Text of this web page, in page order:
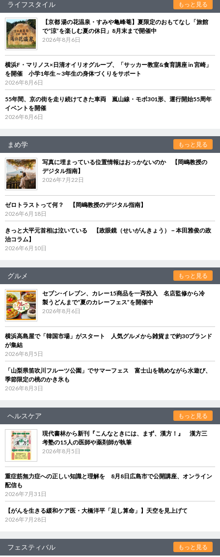
ライフスタイル もっと見る
【京都 湯の花温泉・すみや亀峰菴】夏限定のおもてなし「旅館
で“涼”を楽しむ夏の休日」8月末まで開催中
2026年8月6日
横浜F・マリノス×日清オイリオグループ、「サッカー教室&食育講座 in 宮崎」
を開催 小学1年生～3年生の身体づくりをサポート
2026年8月6日
55年間、京の街を走り続けてきた車両 嵐山線・モボ301形、運行開始55周年
イベントを開催
2026年8月6日
まめ学 もっと見る
写真に埋まっている位置情報はおっかないのか 【岡嶋教授の
デジタル指南】
2026年7月22日
ゼロトラストって何？ 【岡嶋教授のデジタル指南】
2026年6月18日
きっと大平元首相は泣いている 【政眼鏡（せいがんきょう）－本田雅俊の政
治コラム】
2026年6月10日
グルメ もっと見る
セブン‐イレブン、カレー15商品を一斉投入 名店監修から冷
製うどんまで“夏のカレーフェス”を開催中
2026年8月6日
横浜高島屋で「韓国市場」がスタート 人気グルメから雑貨まで約30ブランド
が集結
2026年8月5日
「山梨県笛吹川フルーツ公園」でサマーフェス 富士山を眺めながら水遊び、
季節限定の桃のかき氷も
2026年8月3日
ヘルスケア もっと見る
現代書林から新刊『こんなときには、まず、漢方！』 漢方三
考塾の15人の医師や薬剤師が執筆
2026年8月5日
重症筋無力症への正しい知識と理解を 8月8日広島市で公開講座、オンライン
配信も
2026年7月31日
【がんを生きる緩和ケア医・大橋洋平「足し算命」】天空を見上げて
2026年7月28日
フェスティバル もっと見る